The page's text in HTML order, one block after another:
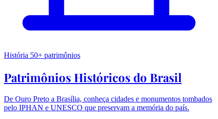
História 50+ patrimônios
Patrimônios Históricos do Brasil
De Ouro Preto a Brasília, conheça cidades e monumentos tombados
pelo IPHAN e UNESCO que preservam a memória do país.